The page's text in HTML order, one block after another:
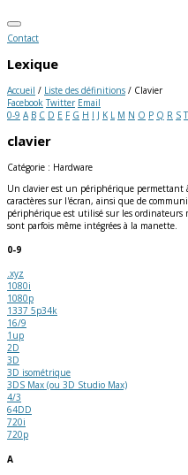
Contact
Lexique
Accueil / Liste des définitions / Clavier
Facebook Twitter Email
0-9 A B C D E F G H I J K L M N O P Q R S T
clavier
Catégorie : Hardware
Un clavier est un périphérique
caractères sur l'écran, ainsi que de
périphérique est utilisé sur les ordinateurs
sont parfois même intégrées à la manette.
0-9
.xyz
1080i
1080p
1337 5p34k
16/9
1up
2D
3D
3D isométrique
3DS Max (ou 3D Studio Max)
4/3
64DD
720i
720p
A